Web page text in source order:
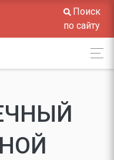
Поиск
по сайту